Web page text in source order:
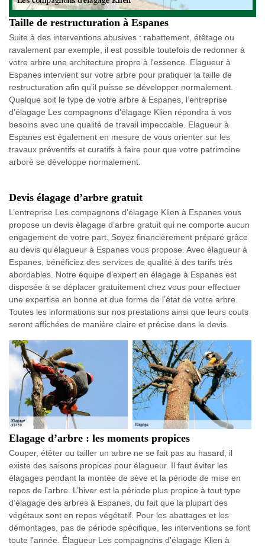
Taille de restructuration à Espanes
Suite à des interventions abusives : rabattement, étêtage ou
ravalement par exemple, il est possible toutefois de redonner à
votre arbre une architecture propre à l'essence. Elagueur à
Espanes intervient sur votre arbre pour pratiquer la taille de
restructuration afin qu’il puisse se développer normalement.
Quelque soit le type de votre arbre à Espanes, l’entreprise
d’élagage Les compagnons d'élagage Klien répondra à vos
besoins avec une qualité de travail impeccable. Elagueur à
Espanes est également en mesure de vous orienter sur les
travaux préventifs et curatifs à faire pour que votre patrimoine
arboré se développe normalement.
Devis élagage d’arbre gratuit
L’entreprise Les compagnons d'élagage Klien à Espanes vous
propose un devis élagage d’arbre gratuit qui ne comporte aucun
engagement de votre part. Soyez financièrement préparé grâce
au devis qu’élagueur à Espanes vous propose. Avec élagueur à
Espanes, bénéficiez des services de qualité à des tarifs très
abordables. Notre équipe d’expert en élagage à Espanes est
disposée à se déplacer gratuitement chez vous pour effectuer
une expertise en bonne et due forme de l’état de votre arbre.
Toutes les informations sur nos prestations ainsi que leurs couts
seront affichées de manière claire et précise dans le devis.
Elagage d’arbre : les moments propices
Couper, étêter ou tailler un arbre ne se fait pas au hasard, il
existe des saisons propices pour élagueur. Il faut éviter les
élagages pendant la montée de sève et la période de mise en
repos de l’arbre. L’hiver est la période plus propice à tout type
d’élagage des arbres à Espanes, du fait que la plupart des
végétaux sont en repos végétatif. Pour les abattages et les
démontages, pas de période spécifique, les interventions se font
toute l’année. Élagueur Les compagnons d'élagage Klien à